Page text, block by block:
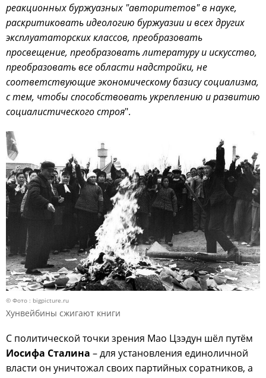
реакционных буржуазных "авторитетов" в науке,
раскритиковать идеологию буржуазии и всех других
эксплуататорских классов, преобразовать
просвещение, преобразовать литературу и искусство,
преобразовать все области надстройки, не
соответствующие экономическому базису социализма,
с тем, чтобы способствовать укреплению и развитию
социалистического строя".
© Фото : bigpicture.ru
Хунвейбины сжигают книги
С политической точки зрения Мао Цзэдун шёл путём
Иосифа Сталина – для установления единоличной
власти он уничтожал своих партийных соратников, а